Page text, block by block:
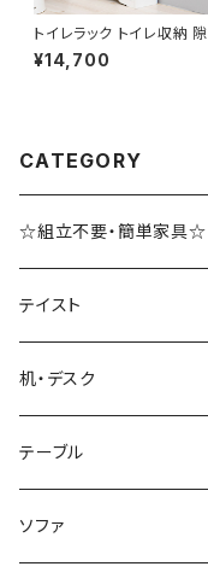
トイレラック トイレ収納
納 トイレ用品 サニタリー
イレットペーパー収納 幅
¥14,700
CATEGORY
☆組立不要・簡単家具☆
テイスト
ブルックリンスタイル
ホテルライク風インテリア
韓国インテリア
机・デスク
パソコンデスク・ワークデ
学習机・勉強机
テーブル
サイズ
ソファ